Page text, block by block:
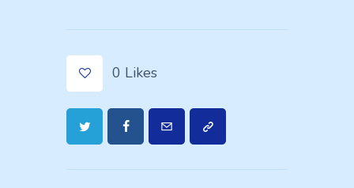
0 Likes